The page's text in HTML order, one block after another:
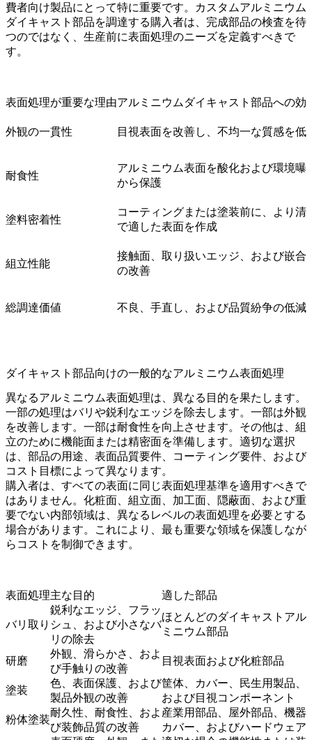
費者向け製品にとって特に重要です。
カスタムアルミニウム
ダイキャスト部品を調達する購入者は、完成部品の検査を待
つのではなく、生産前に表面処理のニーズを定義すべきで
す。
表面処理が重要な理由アルミニウムダイキャスト部品への効
外観の一貫性 目視表面を改善し、不均一な質感を低
耐食性
アルミニウム表面を酸化および環境曝
から保護
塗料密着性
コーティングまたは塗装前に、より清
で適した表面を作成
組立性能
接触面、取り扱いエッジ、および嵌合
の改善
総調達価値 不良、手直し、および品質紛争の低減
ダイキャスト部品向けの一般的なアルミニウム表面処理
異なるアルミニウム表面処理は、異なる目的を果たします。
一部の処理はバリや鋭利なエッジを除去します。一部は外観
を改善します。一部は耐食性を向上させます。その他は、組
立のために機能面または精密面を準備します。適切な選択
は、部品の用途、表面品質要件、コーティング要件、および
コスト目標によって異なります。
購入者は、すべての表面に同じ表面処理基準を適用すべきで
はありません。化粧面、組立面、加工面、隠蔽面、および重
要でない内部領域は、異なるレベルの表面処理を必要とする
場合があります。これにより、最も重要な領域を保護しなが
らコストを制御できます。
表面処理主な目的 適した部品
バリ取り
鋭利なエッジ、フラッ
シュ、および小さなバ
リの除去
ほとんどのダイキャストアル
ミニウム部品
研磨
外観、滑らかさ、およ
び手触りの改善
目視表面および化粧部品
塗装
色、表面保護、および
製品外観の改善
筐体、カバー、民生用製品、
および目視コンポーネント
粉体塗装
耐久性、耐食性、およ
び装飾品質の改善
産業用部品、屋外部品、機器
カバー、およびハードウェア